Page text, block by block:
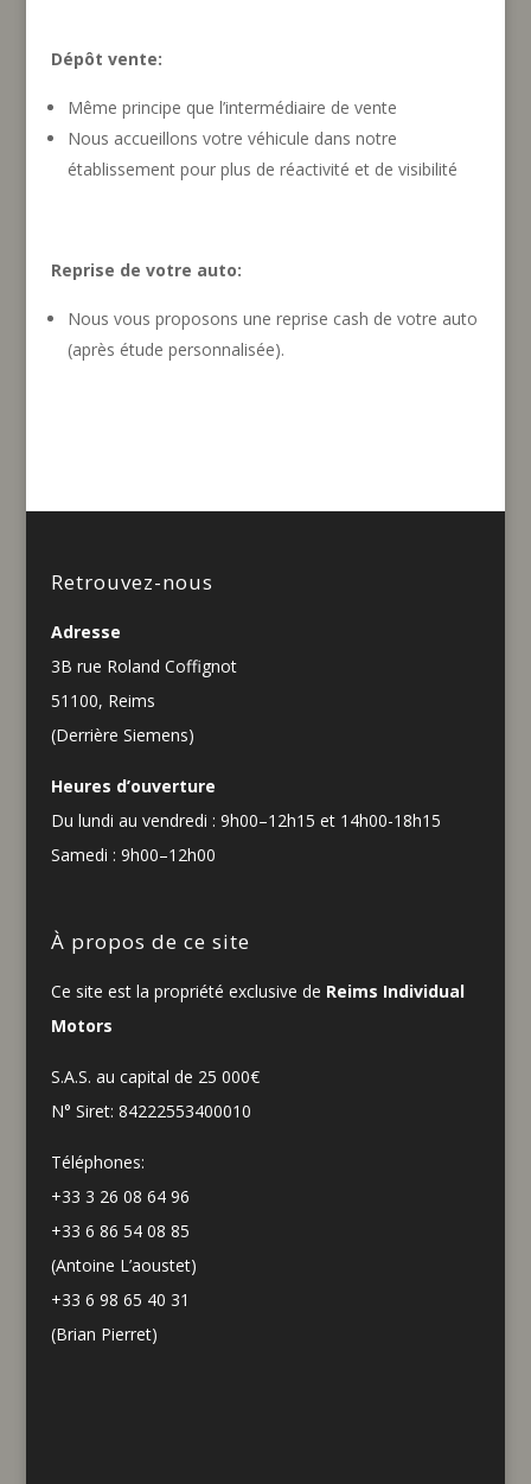
Dépôt vente:
Même principe que l’intermédiaire de vente
Nous accueillons votre véhicule dans notre
établissement pour plus de réactivité et de visibilité
Reprise de votre auto:
Nous vous proposons une reprise cash de votre auto
(après étude personnalisée).
Retrouvez-nous
Adresse
3B rue Roland Coffignot
51100, Reims
(Derrière Siemens)
Heures d’ouverture
Du lundi au vendredi : 9h00–12h15 et 14h00-18h15
Samedi : 9h00–12h00
À propos de ce site
Ce site est la propriété exclusive de Reims Individual
Motors
S.A.S. au capital de 25 000€
N° Siret: 84222553400010
Téléphones:
+33 3 26 08 64 96
+33 6 86 54 08 85
(Antoine L’aoustet)
+33 6 98 65 40 31
(Brian Pierret)